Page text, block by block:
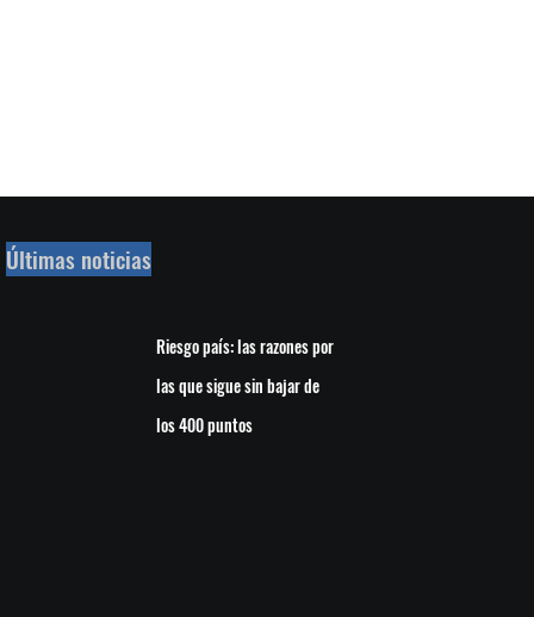
Últimas noticias
Riesgo país: las razones por
las que sigue sin bajar de
los 400 puntos